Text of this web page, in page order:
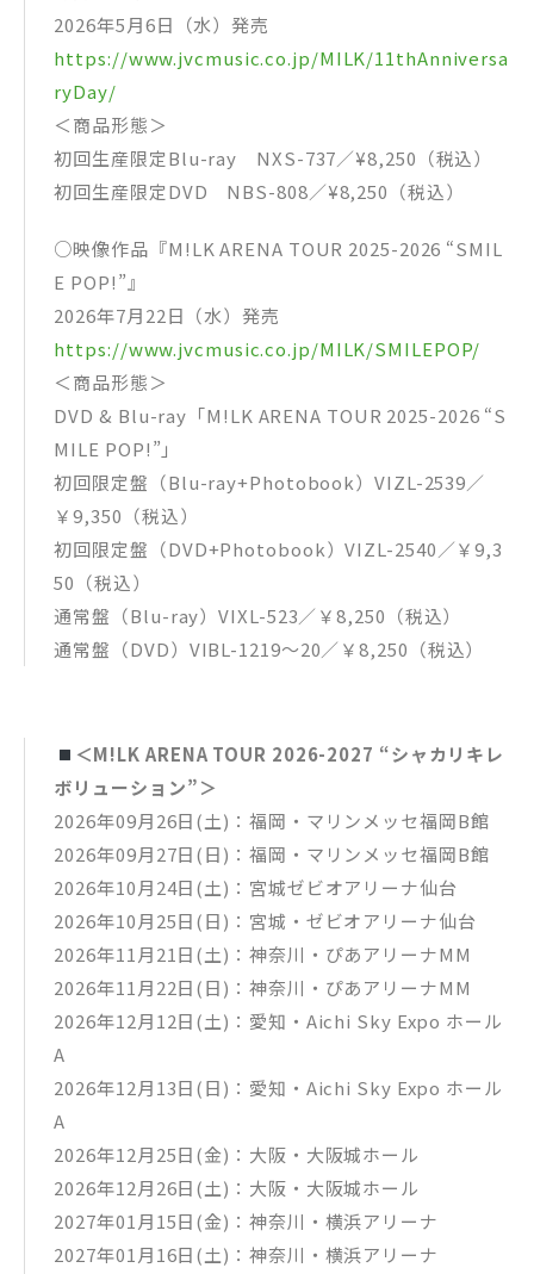
2026年5月6日（水）発売
https://www.jvcmusic.co.jp/MILK/11thAnniversa
ryDay/
＜商品形態＞
初回生産限定Blu-ray NXS-737／¥8,250（税込）
初回生産限定DVD NBS-808／¥8,250（税込）
○映像作品『M!LK ARENA TOUR 2025-2026 “SMIL
E POP!”』
2026年7月22日（水）発売
https://www.jvcmusic.co.jp/MILK/SMILEPOP/
＜商品形態＞
DVD & Blu-ray「M!LK ARENA TOUR 2025-2026 “S
MILE POP!”」
初回限定盤（Blu-ray+Photobook）VIZL-2539／
￥9,350（税込）
初回限定盤（DVD+Photobook）VIZL-2540／￥9,3
50（税込）
通常盤（Blu-ray）VIXL-523／￥8,250（税込）
通常盤（DVD）VIBL-1219～20／￥8,250（税込）
＜M!LK ARENA TOUR 2026-2027 “シャカリキレ
ボリューション”＞
2026年09月26日(土)：福岡・マリンメッセ福岡B館
2026年09月27日(日)：福岡・マリンメッセ福岡B館
2026年10月24日(土)：宮城ゼビオアリーナ仙台
2026年10月25日(日)：宮城・ゼビオアリーナ仙台
2026年11月21日(土)：神奈川・ぴあアリーナMM
2026年11月22日(日)：神奈川・ぴあアリーナMM
2026年12月12日(土)：愛知・Aichi Sky Expo ホール
A
2026年12月13日(日)：愛知・Aichi Sky Expo ホール
A
2026年12月25日(金)：大阪・⼤阪城ホール
2026年12月26日(土)：大阪・⼤阪城ホール
2027年01月15日(金)：神奈川・横浜アリーナ
2027年01月16日(土)：神奈川・横浜アリーナ